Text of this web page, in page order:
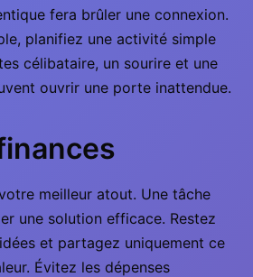
fera brûler une connexion.
planifiez une activité simple
célibataire, un sourire et une
ouvrir une porte inattendue.
meilleur atout. Une tâche
une solution efficace. Restez
et partagez uniquement ce
Évitez les dépenses